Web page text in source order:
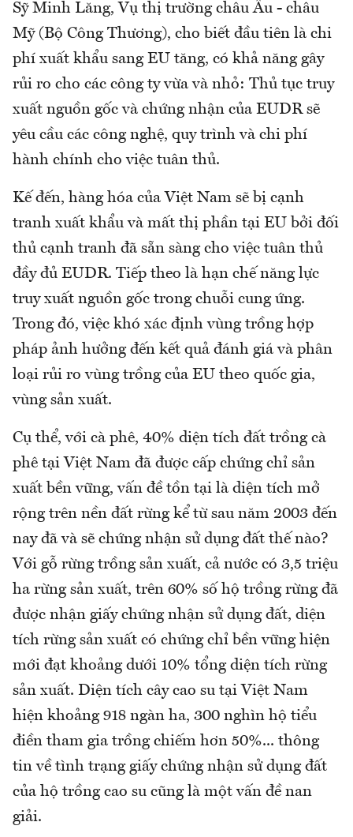
Sỹ Minh Lăng, Vụ thị trường châu Âu - châu
Mỹ (Bộ Công Thương), cho biết đầu tiên là chi
phí xuất khẩu sang EU tăng, có khả năng gây
rủi ro cho các công ty vừa và nhỏ: Thủ tục truy
xuất nguồn gốc và chứng nhận của EUDR sẽ
yêu cầu các công nghệ, quy trình và chi phí
hành chính cho việc tuân thủ.
Kế đến, hàng hóa của Việt Nam sẽ bị cạnh
tranh xuất khẩu và mất thị phần tại EU bởi đối
thủ cạnh tranh đã sẵn sàng cho việc tuân thủ
đầy đủ EUDR. Tiếp theo là hạn chế năng lực
truy xuất nguồn gốc trong chuỗi cung ứng.
Trong đó, việc khó xác định vùng trồng hợp
pháp ảnh hưởng đến kết quả đánh giá và phân
loại rủi ro vùng trồng của EU theo quốc gia,
vùng sản xuất.
Cụ thể, với cà phê, 40% diện tích đất trồng cà
phê tại Việt Nam đã được cấp chứng chỉ sản
xuất bền vững, vấn đề tồn tại là diện tích mở
rộng trên nền đất rừng kể từ sau năm 2003 đến
nay đã và sẽ chứng nhận sử dụng đất thế nào?
Với gỗ rừng trồng sản xuất, cả nước có 3,5 triệu
ha rừng sản xuất, trên 60% số hộ trồng rừng đã
được nhận giấy chứng nhận sử dụng đất, diện
tích rừng sản xuất có chứng chỉ bền vững hiện
mới đạt khoảng dưới 10% tổng diện tích rừng
sản xuất. Diện tích cây cao su tại Việt Nam
hiện khoảng 918 ngàn ha, 300 nghìn hộ tiểu
điền tham gia trồng chiếm hơn 50%... thông
tin về tình trạng giấy chứng nhận sử dụng đất
của hộ trồng cao su cũng là một vấn đề nan
giải.